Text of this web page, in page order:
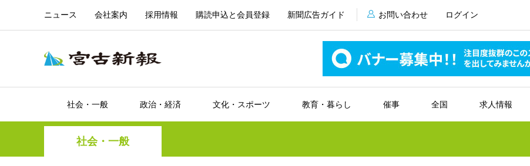
ニュース 会社案内 採用情報 購読申込と会員登録 新聞広告ガイド お問い合わせ ログイン
社会・一般 政治・経済 文化・スポーツ 教育・暮らし 催事 全国 求人情報
社会・一般